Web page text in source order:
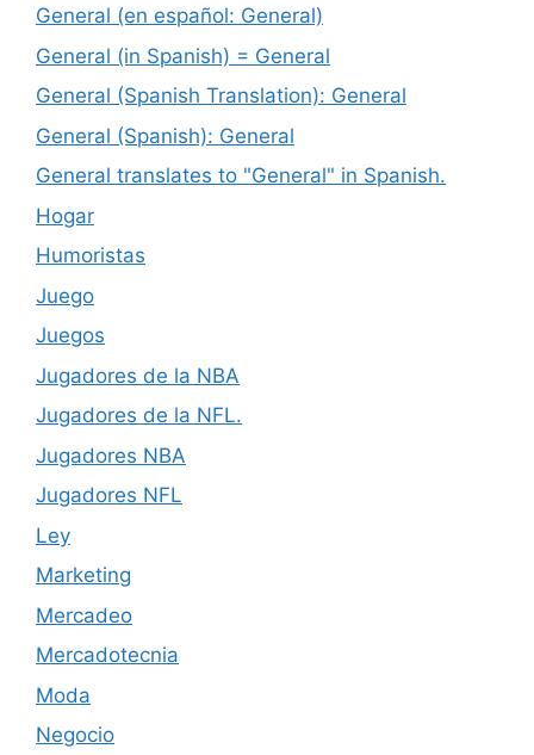
General (en español: General)
General (in Spanish) = General
General (Spanish Translation): General
General (Spanish): General
General translates to "General" in Spanish.
Hogar
Humoristas
Juego
Juegos
Jugadores de la NBA
Jugadores de la NFL.
Jugadores NBA
Jugadores NFL
Ley
Marketing
Mercadeo
Mercadotecnia
Moda
Negocio